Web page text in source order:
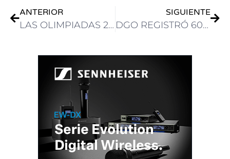
ANTERIOR
LAS OLIMPIADAS 2024 EN ULTRA DEFINICION DESDE PARIS TRANSMITIDO POR ABIERTO EN TDT
SIGUIENTE
DGO REGISTRÓ 60 MILLONES DE PLAYS EN EL INICIO DE LA COPA AMÉRICA USA 2024